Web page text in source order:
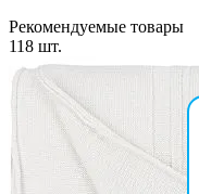
Рекомендуемые товары
118 шт.